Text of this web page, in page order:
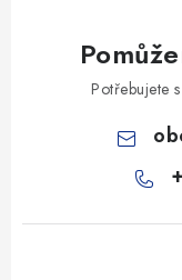
Potřebujete